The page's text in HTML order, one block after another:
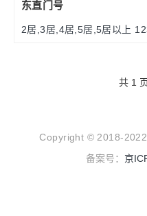
东直门号
2居,3居,4居,5居,5居以上
共 1
Copyright © 2018-
备案号： 京